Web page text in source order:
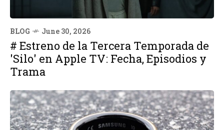
BLOG June 30, 2026
# Estreno de la Tercera Temporada de
'Silo' en Apple TV: Fecha, Episodios y
Trama